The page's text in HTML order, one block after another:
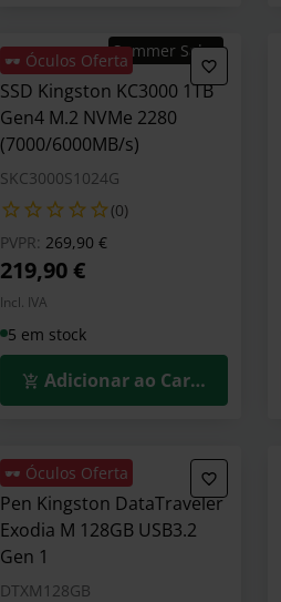
🕶️ Óculos OfertaSummer Sales
SSD Kingston KC3000 1TB
Gen4 M.2 NVMe 2280
(7000/6000MB/s)
SKC3000S1024G
(0)
PVPR: Preço reduzido de
269,90 €para
219,90 €
Incl. IVA
5 em stock
Adicionar ao Carrinho
🕶️ Óculos Oferta
Pen Kingston DataTraveler
Exodia M 128GB USB3.2
Gen 1
DTXM128GB